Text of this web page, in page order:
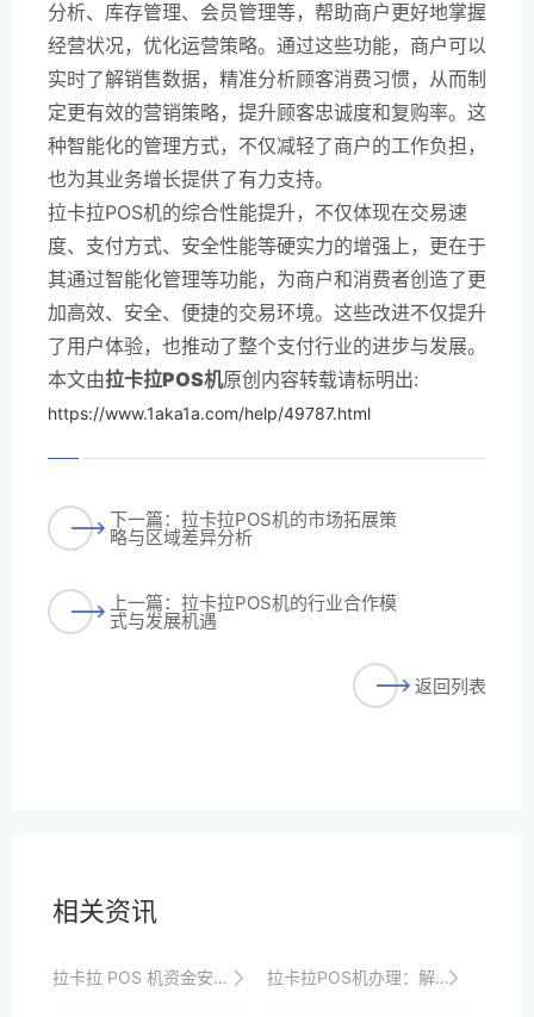
分析、库存管理、会员管理等，帮助商户更好地掌握
经营状况，优化运营策略。通过这些功能，商户可以
实时了解销售数据，精准分析顾客消费习惯，从而制
定更有效的营销策略，提升顾客忠诚度和复购率。这
种智能化的管理方式，不仅减轻了商户的工作负担，
也为其业务增长提供了有力支持。
拉卡拉POS机的综合性能提升，不仅体现在交易速
度、支付方式、安全性能等硬实力的增强上，更在于
其通过智能化管理等功能，为商户和消费者创造了更
加高效、安全、便捷的交易环境。这些改进不仅提升
了用户体验，也推动了整个支付行业的进步与发展。
本文由拉卡拉POS机原创内容转载请标明出:
https://www.1aka1a.com/help/49787.html
下一篇：拉卡拉POS机的市场拓展策
略与区域差异分析
上一篇：拉卡拉POS机的行业合作模
式与发展机遇
返回列表
相关资讯
拉卡拉 POS 机资金安全保障 拉卡拉POS机办理：解锁更多支付可能性